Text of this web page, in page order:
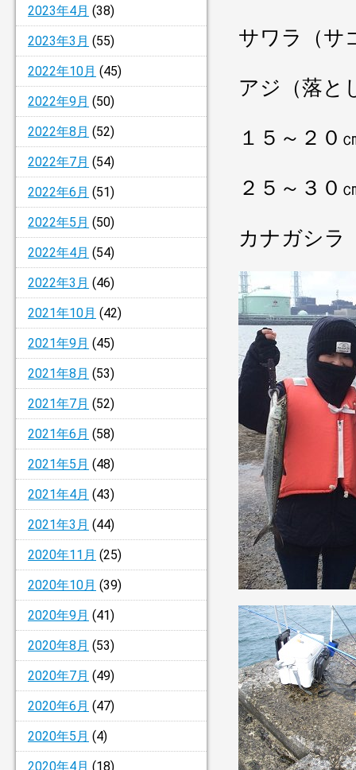
2023年4月 (38)
2023年3月 (55)
2022年10月 (45)
2022年9月 (50)
2022年8月 (52)
2022年7月 (54)
2022年6月 (51)
2022年5月 (50)
2022年4月 (54)
2022年3月 (46)
2021年10月 (42)
2021年9月 (45)
2021年8月 (53)
2021年7月 (52)
2021年6月 (58)
2021年5月 (48)
2021年4月 (43)
2021年3月 (44)
2020年11月 (25)
2020年10月 (39)
2020年9月 (41)
2020年8月 (53)
2020年7月 (49)
2020年6月 (47)
2020年5月 (4)
2020年4月 (18)
サワラ（サ
アジ（落
１５～２
２５～３
カナガ